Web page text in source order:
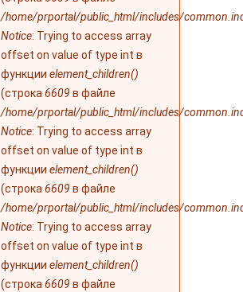
/home/prportal/public_html/includes/
Notice: Trying to access array
offset on value of type int в
функции element_children()
(строка 6609 в файле
/home/prportal/public_html/includes/
Notice: Trying to access array
offset on value of type int в
функции element_children()
(строка 6609 в файле
/home/prportal/public_html/includes/
Notice: Trying to access array
offset on value of type int в
функции element_children()
(строка 6609 в файле